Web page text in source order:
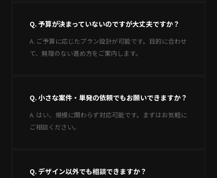
Q. 予算が決まっていないのですが大丈夫ですか？
A. ご予算に応じたプラン設計が可能です。目的に合わせ
て、無理のない進め方をご案内します。
Q. 小さな案件・単発の依頼でもお願いできますか？
A. はい、規模に関わらず対応可能です。まずはお気軽に
ご相談ください。
Q. デザイン以外でも相談できますか？